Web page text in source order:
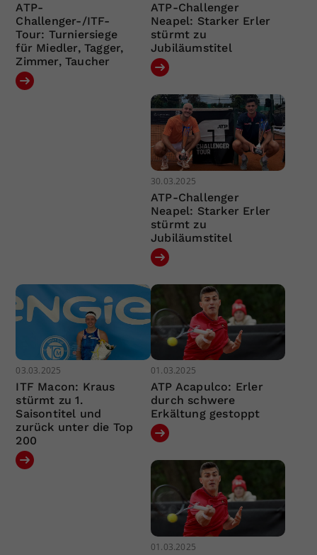
ATP-
Challenger-/ITF-
Tour: Turniersiege
für Miedler, Tagger,
Zimmer, Taucher
ATP-Challenger
Neapel: Starker Erler
stürmt zu
Jubiläumstitel
30.03.2025
ATP-Challenger
Neapel: Starker Erler
stürmt zu
Jubiläumstitel
03.03.2025
ITF Macon: Kraus
stürmt zu 1.
Saisontitel und
zurück unter die Top
200
01.03.2025
ATP Acapulco: Erler
durch schwere
Erkältung gestoppt
01.03.2025